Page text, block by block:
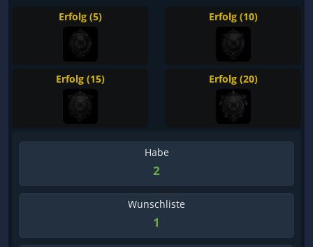
Erfolg (5) Erfolg (10)
Erfolg (15) Erfolg (20)
Habe
2
Wunschliste
1